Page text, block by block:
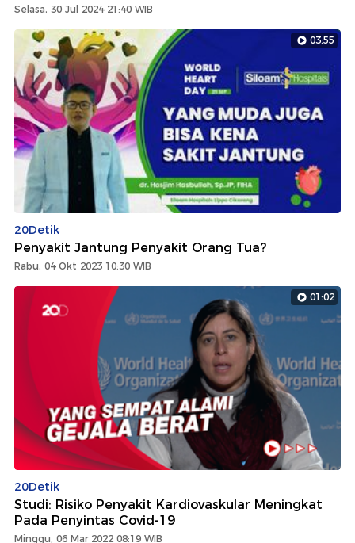
Selasa, 30 Jul 2024 21:40 WIB
03:55
20Detik
Penyakit Jantung Penyakit Orang Tua?
Rabu, 04 Okt 2023 10:30 WIB
01:02
20Detik
Studi: Risiko Penyakit Kardiovaskular Meningkat
Pada Penyintas Covid-19
Minggu, 06 Mar 2022 08:19 WIB